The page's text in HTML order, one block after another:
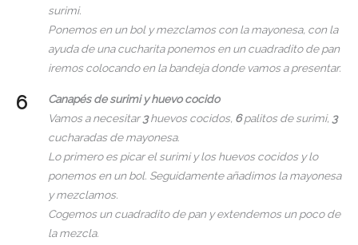
surimi.
Ponemos en un bol y mezclamos con la mayonesa, con la
ayuda de una cucharita ponemos en un cuadradito de pan
iremos colocando en la bandeja donde vamos a presentar.
Canapés de surimi y huevo cocido
Vamos a necesitar 3huevos cocidos, 6palitos de surimi, 3
cucharadas de mayonesa.
Lo primero es picar el surimi y los huevos cocidos y lo
ponemos en un bol. Seguidamente añadimos la mayonesa
y mezclamos.
Cogemos un cuadradito de pan y extendemos un poco de
la mezcla.